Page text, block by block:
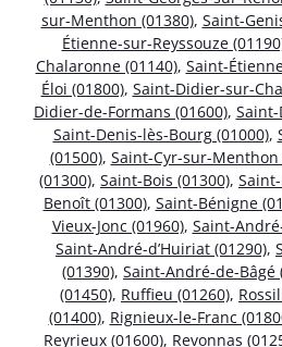
sur-Menthon (01380), Saint-
Étienne-sur-Reyssouze
Chalaronne (01140), Saint-
Éloi (01800), Saint-Didier-sur-
Didier-de-Formans (01600), Saint-
Saint-Denis-lès-Bourg (01000),
(01500), Saint-Cyr-sur-Menthon
(01300), Saint-Bois (01300),
Benoît (01300), Saint-Bénigne
Vieux-Jonc (01960), Saint-
Saint-André-d’Huiriat (01290),
(01390), Saint-André-de-Bâgé
(01450), Ruffieu (01260),
(01400), Rignieux-le-Franc
Reyrieux (01600), Revonnas